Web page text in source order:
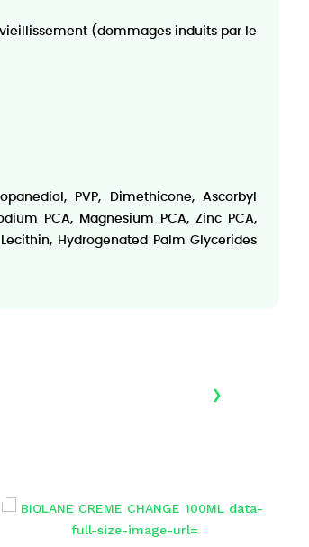
(dommages induits par le
PVP, Dimethicone, Ascorbyl
PCA, Magnesium PCA, Zinc PCA,
Hydrogenated Palm Glycerides
›